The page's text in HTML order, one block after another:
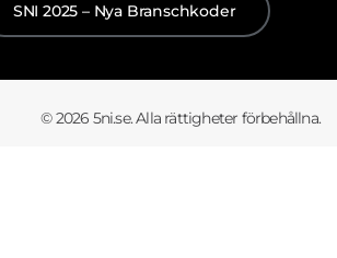
SNI 2025 – Nya Branschkoder
© 2026 5ni.se. Alla rättigheter förbehållna.